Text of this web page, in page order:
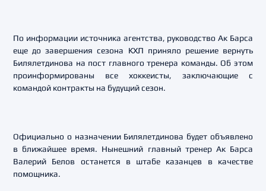
По информации источника агентства, руководство Ак Барса
еще до завершения сезона КХЛ приняло решение вернуть
Билялетдинова на пост главного тренера команды. Об этом
проинформированы все хоккеисты, заключающие с
командой контракты на будущий сезон.
Официально о назначении Билялетдинова будет объявлено
в ближайшее время. Нынешний главный тренер Ак Барса
Валерий Белов останется в штабе казанцев в качестве
помощника.